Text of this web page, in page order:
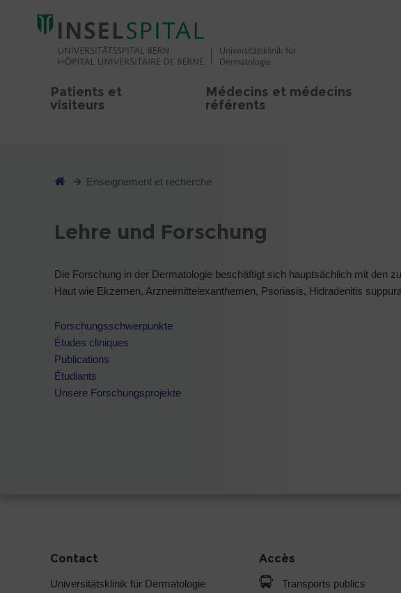
Patients et
visiteurs
Médecins et médecins
référents
Enseignement et recherche
Lehre und Forschung
Die Forschung in der Dermatologie beschäftigt sich hauptsächlich mit den
Haut wie Ekzemen, Arzneimittelexanthemen, Psoriasis, Hidradenitis
Forschungsschwerpunkte
Études cliniques
Publications
Étudiants
Unsere Forschungsprojekte
Contact
Universitätsklinik für Dermatologie
Accès
Transports publics